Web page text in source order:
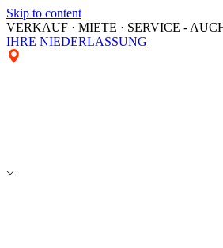
Skip to content
VERKAUF · MIETE · SERVICE -
IHRE NIEDERLASSUNG